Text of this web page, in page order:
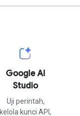
Google AI
Studio
Uji perintah,
kelola kunci API,